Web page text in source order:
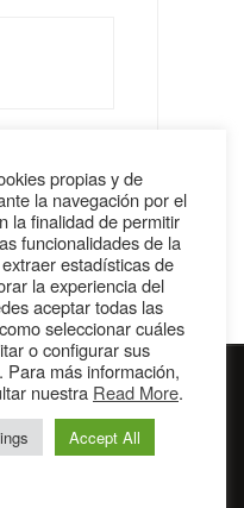
intercambiar
propias y de
la navegación por el
la finalidad de permitir
funcionalidades de la
estadísticas de
la experiencia del
aceptar todas las
seleccionar cuáles
o configurar sus
Para más información,
nuestra Read More.
Accept All